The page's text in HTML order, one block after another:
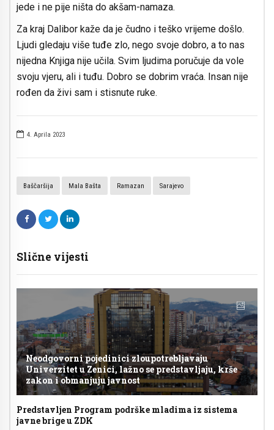
4. Aprila 2023
Baščaršija Mala Bašta Ramazan Sarajevo
Slične vijesti
Neodgovorni pojedinici zloupotrebljavaju
Univerzitet u Zenici, lažno se predstavljaju, krše
zakon i obmanjuju javnost
Predstavljen Program podrške mladima iz sistema
javne brige u ZDK
jede i ne pije ništa do akšam-namaza.
Za kraj Dalibor kaže da je čudno i teško vrijeme došlo.
Ljudi gledaju više tuđe zlo, nego svoje dobro, a to nas
nijedna Knjiga nije učila. Svim ljudima poručuje da vole
svoju vjeru, ali i tuđu. Dobro se dobrim vraća. Insan nije
rođen da živi sam i stisnute ruke.